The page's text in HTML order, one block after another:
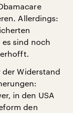
Allerdings:
sind noch
der Widerstand
in den USA
den